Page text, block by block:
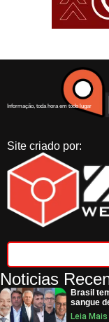
Informação, toda hora em todo lugar
Site criado por:
Noticias
Brasil
sangue
Leia Mais